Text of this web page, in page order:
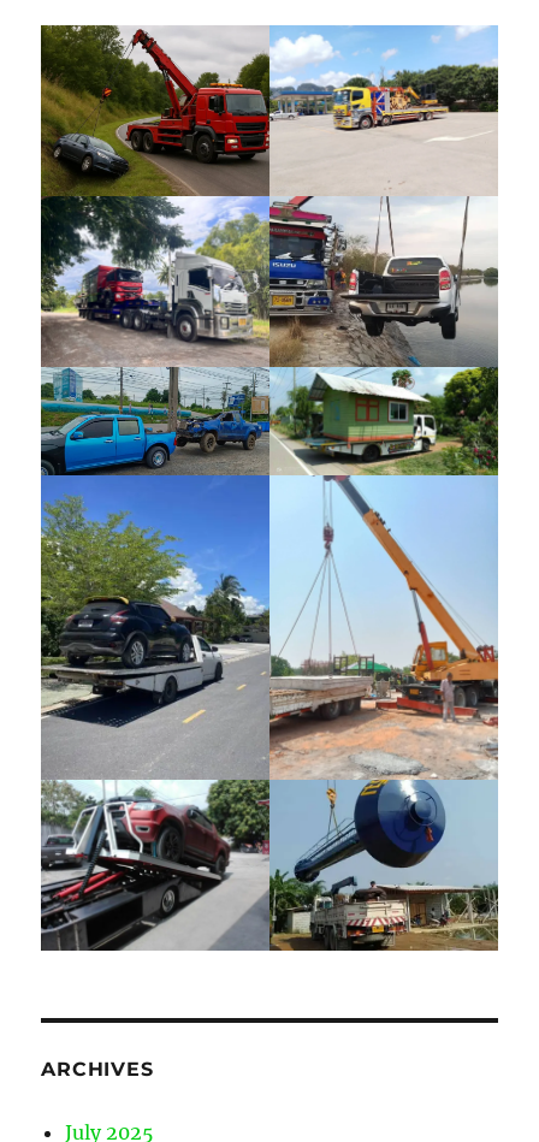
น่าน
0802220366
บริการ
ขน
ย้าย
รถ
เสีย
ARCHIVES
July 2025